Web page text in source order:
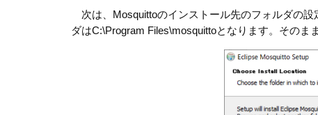
次は、Mosquittoのインストール先のフォルダの
ダはC:\Program Files\mosquittoとなります。そのま